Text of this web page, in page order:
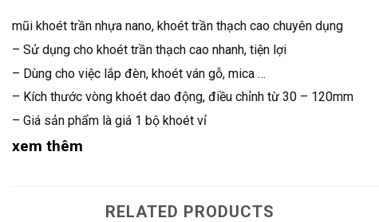
mũi khoét trần nhựa nano, khoét trần thạch cao chuyên dụng
– Sử dụng cho khoét trần thạch cao nhanh, tiện lợi
– Dùng cho việc lắp đèn, khoét ván gỗ, mica …
– Kích thước vòng khoét dao động, điều chỉnh từ 30 – 120mm
– Giá sản phẩm là giá 1 bộ khoét vỉ
xem thêm
RELATED PRODUCTS